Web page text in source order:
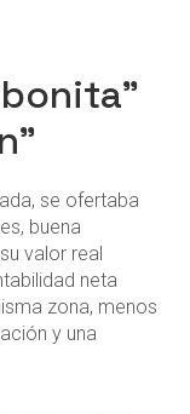
se ofertaba
buena
valor real
neta
zona, menos
y una